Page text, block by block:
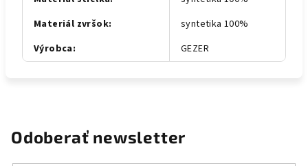
Materiál zvršok:
syntetika 100%
Výrobca: GEZER
Odoberať newsletter